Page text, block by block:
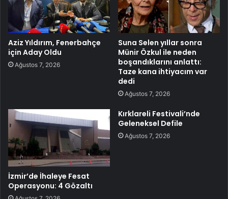
Aziz Yıldırım, Fenerbahçe
için Aday Oldu
Ağustos 7, 2026
Suna Selen yıllar sonra
Münir Özkul ile neden
boşandıklarını anlattı:
Taze kana ihtiyacım var
dedi
Ağustos 7, 2026
İzmir’de İhaleye Fesat
Operasyonu: 4 Gözaltı
Kırklareli Festivali’nde
Geleneksel Defile
Ağustos 7, 2026